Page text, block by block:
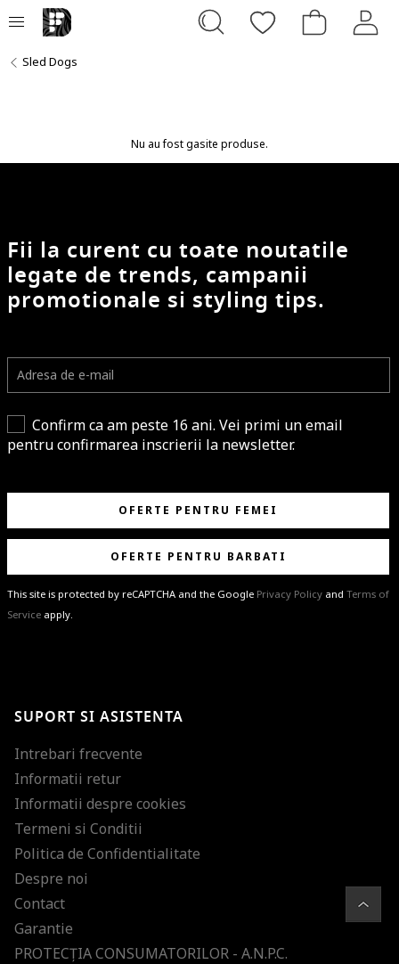
Sled Dogs
Nu au fost gasite produse.
Fii la curent cu toate noutatile
legate de trends, campanii
promotionale si styling tips.
Confirm ca am peste 16 ani. Vei primi un email
pentru confirmarea inscrierii la newsletter.
OFERTE PENTRU FEMEI
OFERTE PENTRU BARBATI
This site is protected by reCAPTCHA and the Google Privacy Policy and Terms of
Service apply.
ultimele tendinte in moda!
SUPORT SI ASISTENTA
Intrebari frecvente
Informatii retur
Informatii despre cookies
Termeni si Conditii
Politica de Confidentialitate
Despre noi
Contact
Garantie
PROTECŢIA CONSUMATORILOR - A.N.P.C.